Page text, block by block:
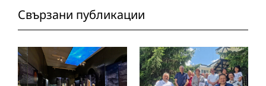
Свързани публикации